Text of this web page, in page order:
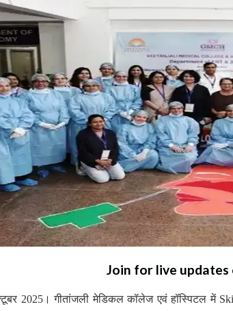
Join for live updates
2025। गीतांजली मेडिकल कॉलेज एवं हॉस्पिटल में